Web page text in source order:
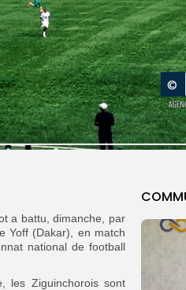
a battu, dimanche, par
Yoff (Dakar), en match
national de football
les Ziguinchorois sont